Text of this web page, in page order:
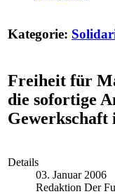
Kategorie:
Freiheit für
die sofortige
Details
03. Januar 2006
Redaktion Der